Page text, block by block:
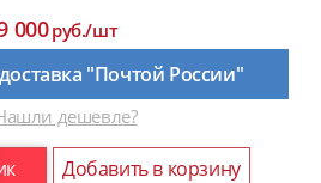
000руб./шт
"Почтой России"
дешевле?
Добавить в корзину